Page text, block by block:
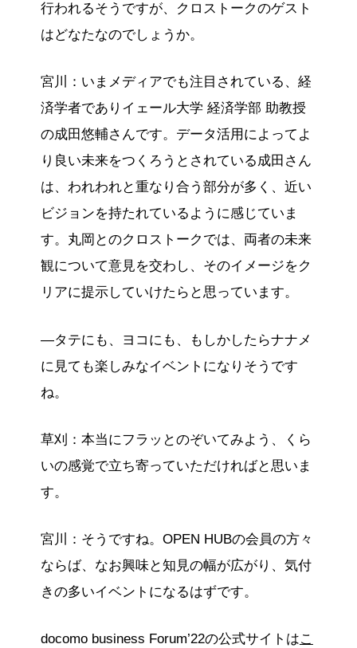
行われるそうですが、クロストークのゲスト
はどなたなのでしょうか。
宮川：いまメディアでも注目されている、経
済学者でありイェール大学 経済学部 助教授
の成田悠輔さんです。データ活用によってよ
り良い未来をつくろうとされている成田さん
は、われわれと重なり合う部分が多く、近い
ビジョンを持たれているように感じていま
す。丸岡とのクロストークでは、両者の未来
観について意見を交わし、そのイメージをク
リアに提示していけたらと思っています。
―タテにも、ヨコにも、もしかしたらナナメ
に見ても楽しみなイベントになりそうです
ね。
草刈：本当にフラッとのぞいてみよう、くら
いの感覚で立ち寄っていただければと思いま
す。
宮川：そうですね。OPEN HUBの会員の方々
ならば、なお興味と知見の幅が広がり、気付
きの多いイベントになるはずです。
docomo business Forum’22の公式サイトはこ